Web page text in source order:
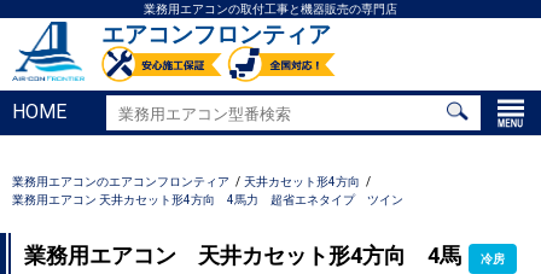
業務用エアコンの取付工事と機器販売の専門店
エアコンフロンティア
HOME
業務用エアコンのエアコンフロンティア
天井カセット形4方向
業務用エアコン 天井カセット形4方向 4馬力 超省エネタイプ ツイン
業務用エアコン 天井カセット形4方向 4馬
冷房